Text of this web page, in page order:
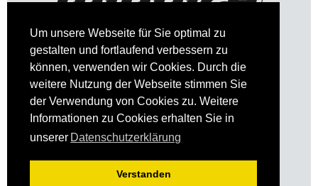
Um unsere Webseite für Sie optimal zu
gestalten und fortlaufend verbessern zu
können, verwenden wir Cookies. Durch die
weitere Nutzung der Webseite stimmen Sie
der Verwendung von Cookies zu. Weitere
Informationen zu Cookies erhalten Sie in
unserer Datenschutzerklärung
Verstanden
Impressum Datenschutz